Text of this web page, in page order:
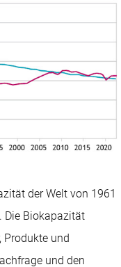
der Welt von 1961
Die Biokapazität
Produkte und
und den